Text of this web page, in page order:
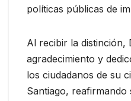
políticas públicas de
Al recibir la distinción,
agradecimiento y
los ciudadanos de su
Santiago,